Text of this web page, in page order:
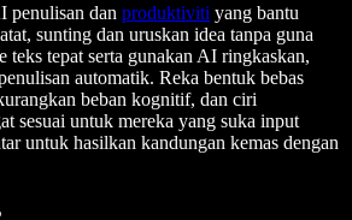
penulisan dan produktiviti yang bantu
sunting dan uruskan idea tanpa guna
teks tepat serta gunakan AI ringkaskan,
automatik. Reka bentuk bebas
beban kognitif, dan ciri
sesuai untuk mereka yang suka input
untuk hasilkan kandungan kemas dengan